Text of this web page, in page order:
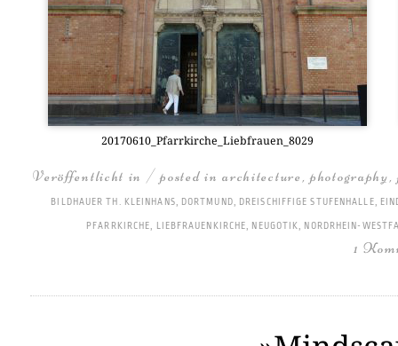
20170610_Pfarrkirche_Liebfrauen_8029
Veröffentlicht in / posted inarchitecture,photography,
BILDHAUER TH. KLEINHANS, DORTMUND, DREISCHIFFIGE STUFENHALLE,
PFARRKIRCHE, LIEBFRAUENKIRCHE, NEUGOTIK, NORDRHEIN-
1